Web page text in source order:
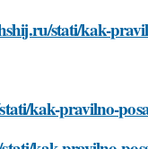
stati/kak-
kak-pravilno-